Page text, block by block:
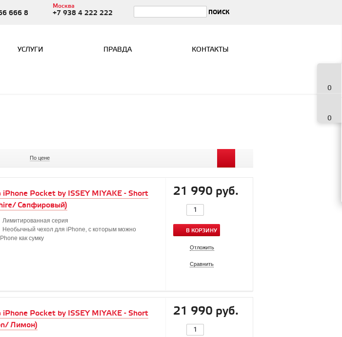
666 8
Москва
+7 938 4 222 222
УСЛУГИ ПРАВДА КОНТАКТЫ
0
0
По цене
iPhone Pocket by ISSEY MIYAKE - Short
Сапфировый)
Лимитированная серия
Необычный чехол для iPhone, с которым можно
как сумку
21 990 руб.
В КОРЗИНУ
Отложить
Сравнить
iPhone Pocket by ISSEY MIYAKE - Short
Лимон)
21 990 руб.